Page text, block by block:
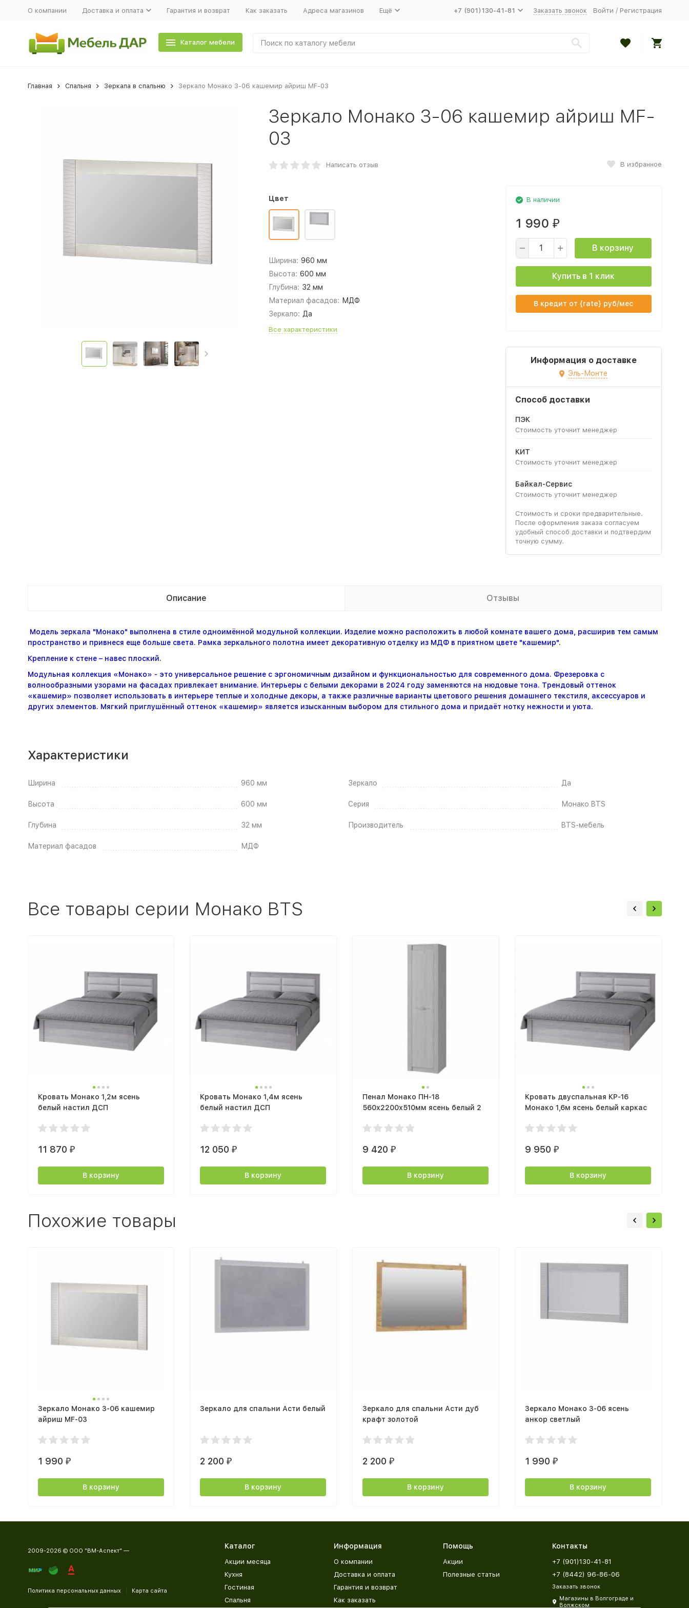
О компании Доставка и оплата Гарантия и возврат Как заказать Адреса магазинов Ещё +7 (901)130-41-81 Заказать звонок Войти / Регистрация
Каталог мебели
Главная Спальня Зеркала в спальню Зеркало Монако З-06 кашемир айриш MF-03
Зеркало Монако З-06 кашемир айриш MF-
03
Написать отзыв В избранное
Цвет
Ширина: 960 мм
Высота: 600 мм
Глубина: 32 мм
Материал фасадов: МДФ
Зеркало: Да
Все характеристики
В наличии
1 990 ₽
В корзину
Купить в 1 клик
В кредит от {rate} руб/мес
Информация о доставке
Эль-Монте
Способ доставки
ПЭК
Стоимость уточнит менеджер
КИТ
Стоимость уточнит менеджер
Байкал-Сервис
Стоимость уточнит менеджер
Стоимость и сроки предварительные.
После оформления заказа согласуем
удобный способ доставки и подтвердим
точную сумму.
Описание Отзывы
Модель зеркала "Монако" выполнена в стиле одноимённой модульной коллекции. Изделие можно расположить в любой комнате вашего дома, расширив тем самым
пространство и привнеся еще больше света. Рамка зеркального полотна имеет декоративную отделку из МДФ в приятном цвете "кашемир".
Крепление к стене – навес плоский.
Модульная коллекция «Монако» - это универсальное решение с эргономичным дизайном и функциональностью для современного дома. Фрезеровка с
волнообразными узорами на фасадах привлекает внимание. Интерьеры с белыми декорами в 2024 году заменяются на нюдовые тона. Трендовый оттенок
«кашемир» позволяет использовать в интерьере теплые и холодные декоры, а также различные варианты цветового решения домашнего текстиля, аксессуаров и
других элементов. Мягкий приглушённый оттенок «кашемир» является изысканным выбором для стильного дома и придаёт нотку нежности и уюта.
Характеристики
Ширина 960 мм
Высота 600 мм
Глубина 32 мм
Материал фасадов МДФ
Зеркало Да
Серия Монако BTS
Производитель BTS-мебель
Все товары серии Монако BTS
Кровать Монако 1,2м ясень
белый настил ДСП
11 870 ₽
В корзину
Кровать Монако 1,4м ясень
белый настил ДСП
12 050₽
В корзину
Пенал Монако ПН-18
560х2200х510мм ясень белый 2
9 420 ₽
В корзину
Кровать двуспальная КР-16
Монако 1,6м ясень белый каркас
9 950 ₽
В корзину
Похожие товары
Зеркало Монако З-06 кашемир
айриш MF-03
1 990 ₽
В корзину
Зеркало для спальни Асти белый
2 200₽
В корзину
Зеркало для спальни Асти дуб
крафт золотой
2 200 ₽
В корзину
Зеркало Монако З-06 ясень
анкор светлый
1 990 ₽
В корзину
2009-2026 © ООО "ВМ-Аспект" —
Политика персональных данных Карта сайта
Каталог
Акции месяца
Кухня
Гостиная
Спальня
Информация
О компании
Доставка и оплата
Гарантия и возврат
Как заказать
Помощь
Акции
Полезные статьи
Контакты
+7 (901)130-41-81
+7 (8442) 96-86-06
Заказать звонок
Магазины в Волгограде и
Волжском